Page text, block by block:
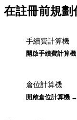
在註冊前規劃
手續費計算機
開啟手續費計算
倉位計算機
開啟倉位計算機 →